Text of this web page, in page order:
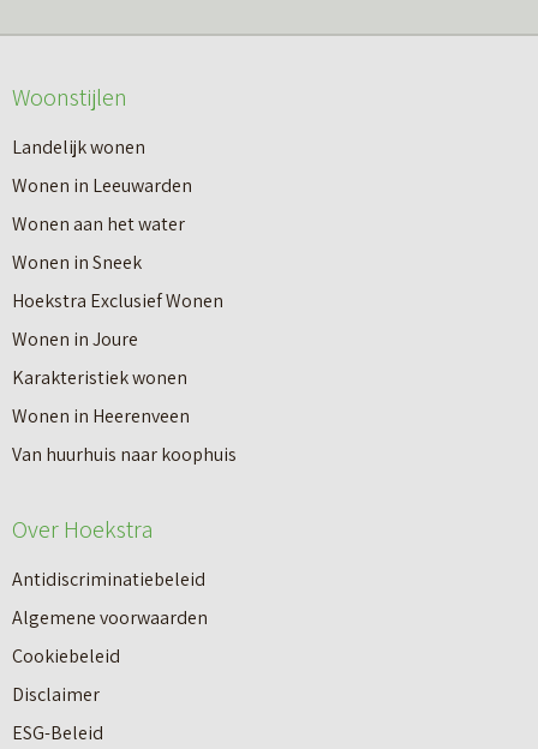
o
e
r
I
n
8
s
t
a
p
p
n
n
a
a
r
e
e
o
v
e
r
V
a
n
n
e
Woonstijlen
Landelijk wonen
Wonen in Leeuwarden
Wonen aan het water
Wonen in Sneek
Hoekstra Exclusief Wonen
Wonen in Joure
Karakteristiek wonen
Wonen in Heerenveen
Van huurhuis naar koophuis
Over Hoekstra
Antidiscriminatiebeleid
Algemene voorwaarden
Cookiebeleid
Disclaimer
ESG-Beleid